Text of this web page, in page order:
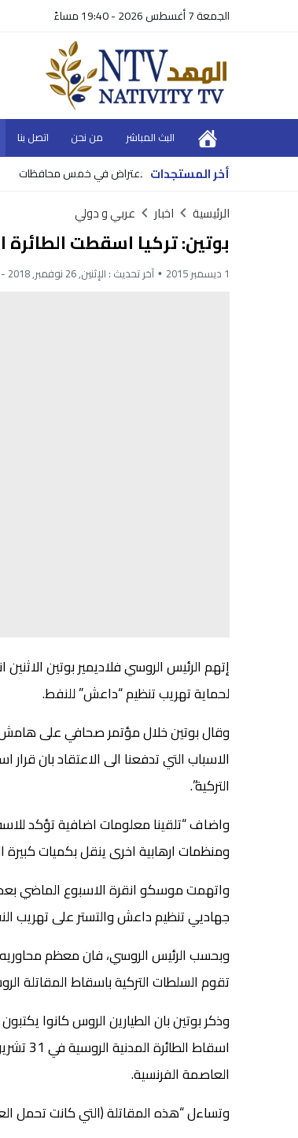
الجمعة 7 أغسطس 2026 - 19:40 مساءً
البث المباشر من نحن اتصل بنا
أخر المستجدات وزير
الرئيسية اخبار عربي و دولي
بوتين: تركيا اسقطت
1 ديسمبر 2015 آخر تحديث : الإثنين, 26 نوفمبر, 2018 - 6:06 مساءً
إتهم الرئيس الروسي فلاديمير بوتين
لحماية تهريب تنظيم “داعش” للنفط.
وقال بوتين خلال مؤتمر صحافي على هامش
الاسباب التي تدفعنا الى الاعتقاد بان
التركية”.
واضاف “تلقينا معلومات اضافية تؤكد
ومنظمات ارهابية اخرى ينقل بكميات كبيرة
واتهمت موسكو انقرة الاسبوع الماضي بعد
جهاديي تنظيم داعش والتستر على تهريب
وبحسب الرئيس الروسي، فان معظم
تقوم السلطات التركية باسقاط المقاتلة
وذكر بوتين بان الطيارين الروس كانوا
العاصمة الفرنسية.
وتساءل “هذه المقاتلة (التي كانت تحمل